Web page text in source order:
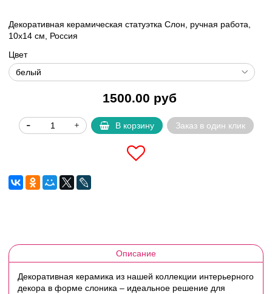
Декоративная керамическая статуэтка Слон, ручная работа,
10х14 см, Россия
Цвет
1500.00 руб
В корзину Заказ в один клик
Описание
Декоративная керамика из нашей коллекции интерьерного
декора в форме слоника – идеальное решение для